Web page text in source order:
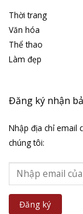
Thời trang
Văn hóa
Thể thao
Làm đẹp
Đăng ký nhận
Nhập địa chỉ email
chúng tôi: